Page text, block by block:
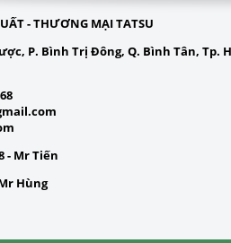
- THƯƠNG MẠI TATSU
P. Bình Trị Đông, Q. Bình Tân, Tp.
- Mr Tiến
Hùng